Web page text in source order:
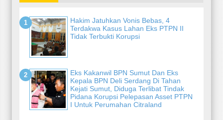
Hakim Jatuhkan Vonis Bebas, 4
Terdakwa Kasus Lahan Eks PTPN II
Tidak Terbukti Korupsi
Eks Kakanwil BPN Sumut Dan Eks
Kepala BPN Deli Serdang Di Tahan
Kejati Sumut, Diduga Terlibat Tindak
Pidana Korupsi Pelepasan Asset PTPN
I Untuk Perumahan Citraland